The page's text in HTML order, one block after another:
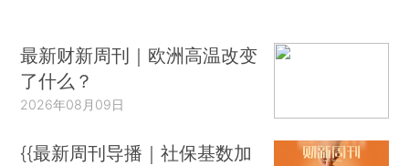
最新财新周刊｜欧洲高温改变
了什么？
2026年08月09日
{{最新周刊导播｜社保基数加